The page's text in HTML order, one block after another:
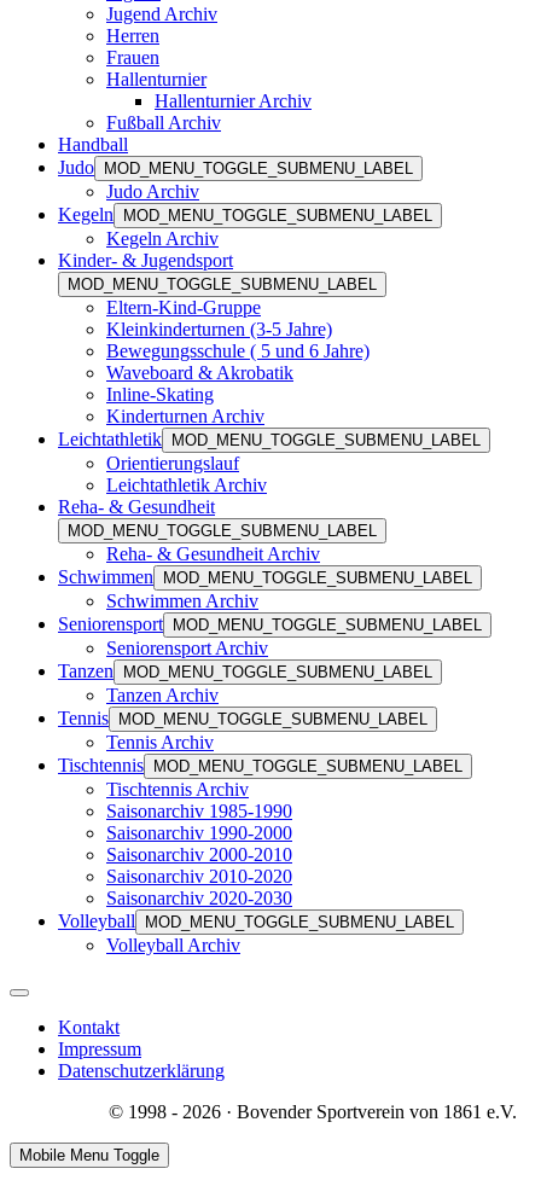
Jugend Archiv
Herren
Frauen
Hallenturnier
Hallenturnier Archiv
Fußball Archiv
Handball
Judo
MOD_MENU_TOGGLE_SUBMENU_LABEL
Judo Archiv
Kegeln
MOD_MENU_TOGGLE_SUBMENU_LABEL
Kegeln Archiv
Kinder- & Jugendsport
MOD_MENU_TOGGLE_SUBMENU_LABEL
Eltern-Kind-Gruppe
Kleinkinderturnen (3-5 Jahre)
Bewegungsschule ( 5 und 6 Jahre)
Waveboard & Akrobatik
Inline-Skating
Kinderturnen Archiv
Leichtathletik
MOD_MENU_TOGGLE_SUBMENU_LABEL
Orientierungslauf
Leichtathletik Archiv
Reha- & Gesundheit
MOD_MENU_TOGGLE_SUBMENU_LABEL
Reha- & Gesundheit Archiv
Schwimmen
MOD_MENU_TOGGLE_SUBMENU_LABEL
Schwimmen Archiv
Seniorensport
MOD_MENU_TOGGLE_SUBMENU_LABEL
Seniorensport Archiv
Tanzen
MOD_MENU_TOGGLE_SUBMENU_LABEL
Tanzen Archiv
Tennis
MOD_MENU_TOGGLE_SUBMENU_LABEL
Tennis Archiv
Tischtennis
MOD_MENU_TOGGLE_SUBMENU_LABEL
Tischtennis Archiv
Saisonarchiv 1985-1990
Saisonarchiv 1990-2000
Saisonarchiv 2000-2010
Saisonarchiv 2010-2020
Saisonarchiv 2020-2030
Volleyball
MOD_MENU_TOGGLE_SUBMENU_LABEL
Volleyball Archiv
Kontakt
Impressum
Datenschutzerklärung
© 1998 - 2026 · Bovender Sportverein von 1861 e.V.
Mobile Menu Toggle